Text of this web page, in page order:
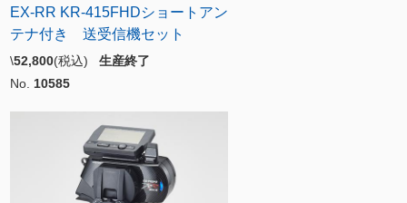
EX-RR KR-415FHDショートアン
テナ付き 送受信機セット
\52,800(税込) 生産終了
No. 10585